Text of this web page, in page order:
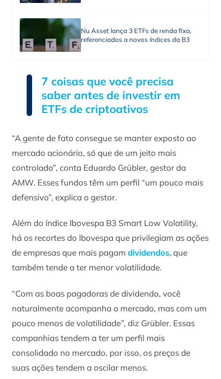
Nu Asset lança 3 ETFs de renda fixa,
referenciados a novos índices da B3
7 coisas que você precisa
saber antes de investir em
ETFs de criptoativos
“A gente de fato consegue se manter exposto ao
mercado acionário, só que de um jeito mais
controlado”, conta Eduardo Grübler, gestor da
AMW. Esses fundos têm um perfil “um pouco mais
defensivo”, explica o gestor.
Além do índice Ibovespa B3 Smart Low Volatility,
há os recortes do Ibovespa que privilegiam as ações
de empresas que mais pagam dividendos, que
também tende a ter menor volatilidade.
“Com as boas pagadoras de dividendo, você
naturalmente acompanha o mercado, mas com um
pouco menos de volatilidade”, diz Grübler. Essas
companhias tendem a ter um perfil mais
consolidado no mercado, por isso, os preços de
suas ações tendem a oscilar menos.